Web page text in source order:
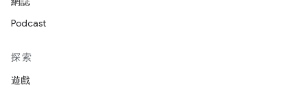
Podcast
探索
遊戲